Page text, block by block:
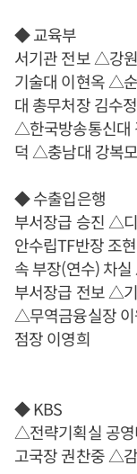
◆ 교육부
서기관 전보 △강
기술대 이현옥 △
대 총무처장 김수
△한국방송통신대
덕 △충남대 강복모
◆ 수출입은행
부서장급 승진 △
안수립TF반장 조
속 부장(연수) 차
부서장급 전보 △
△무역금융실장
점장 이영희
◆ KBS
△전략기획실 공
고국장 권찬중 △